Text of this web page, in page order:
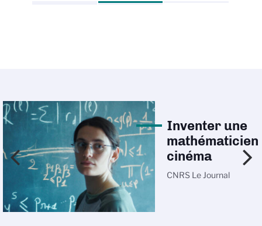
Inventer une
cinéma
CNRS Le Journal